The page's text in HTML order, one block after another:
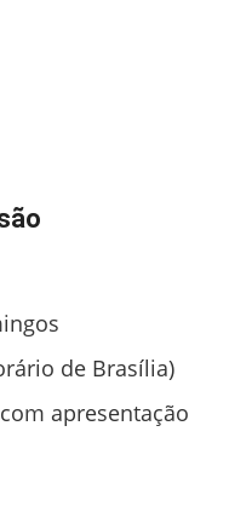
de Brasília)
apresentação